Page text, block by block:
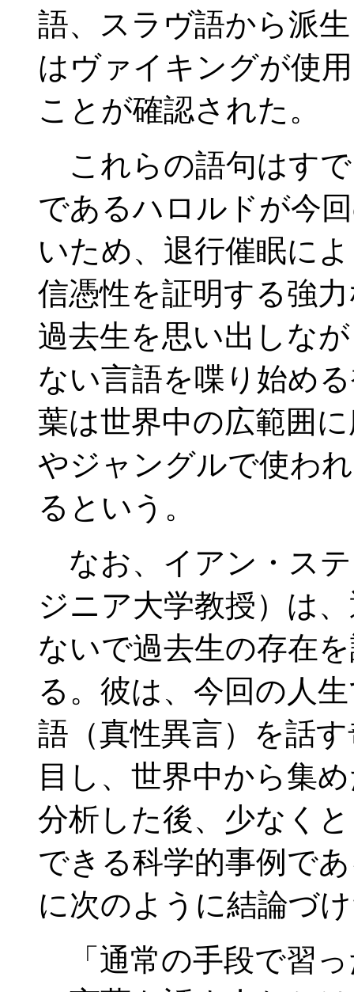
語、スラヴ語から派
はヴァイキングが使
ことが確認された。
これらの語句はす
であるハロルドが今
いため、退行催眠に
信憑性を証明する強
過去生を思い出しな
ない言語を喋り始め
葉は世界中の広範囲
やジャングルで使わ
るという。
なお、イアン・ス
ジニア大学教授）は
ないで過去生の存在
る。彼は、今回の人
語（真性異言）を話
目し、世界中から集
分析した後、少なく
できる科学的事例で
に次のように結論づ
「通常の手段で習